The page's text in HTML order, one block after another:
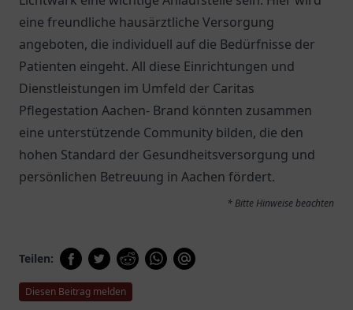
eine freundliche hausärztliche Versorgung
angeboten, die individuell auf die Bedürfnisse der
Patienten eingeht. All diese Einrichtungen und
Dienstleistungen im Umfeld der Caritas
Pflegestation Aachen- Brand könnten zusammen
eine unterstützende Community bilden, die den
hohen Standard der Gesundheitsversorgung und
persönlichen Betreuung in Aachen fördert.
* Bitte Hinweise beachten
Teilen:
Diesen Beitrag melden